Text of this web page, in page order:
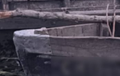
Din fericire, nimeni nu a
comunității au mulțumit
localnicilor care au